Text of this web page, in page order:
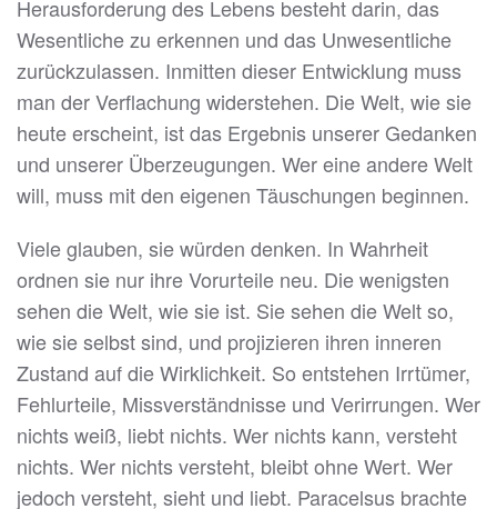
Herausforderung des Lebens besteht darin, das
Wesentliche zu erkennen und das Unwesentliche
zurückzulassen. Inmitten dieser Entwicklung muss
man der Verflachung widerstehen. Die Welt, wie sie
heute erscheint, ist das Ergebnis unserer Gedanken
und unserer Überzeugungen. Wer eine andere Welt
will, muss mit den eigenen Täuschungen beginnen.
Viele glauben, sie würden denken. In Wahrheit
ordnen sie nur ihre Vorurteile neu. Die wenigsten
sehen die Welt, wie sie ist. Sie sehen die Welt so,
wie sie selbst sind, und projizieren ihren inneren
Zustand auf die Wirklichkeit. So entstehen Irrtümer,
Fehlurteile, Missverständnisse und Verirrungen. Wer
nichts weiß, liebt nichts. Wer nichts kann, versteht
nichts. Wer nichts versteht, bleibt ohne Wert. Wer
jedoch versteht, sieht und liebt. Paracelsus brachte